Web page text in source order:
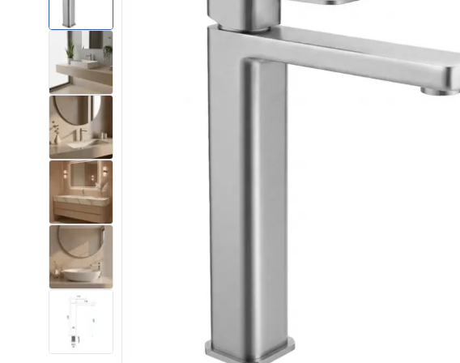
Cadite de dus
Rigole Liniare
Vase WC si Bideuri
Lavoare
Cazi cu paravane
Baterii sanitare
Dusuri